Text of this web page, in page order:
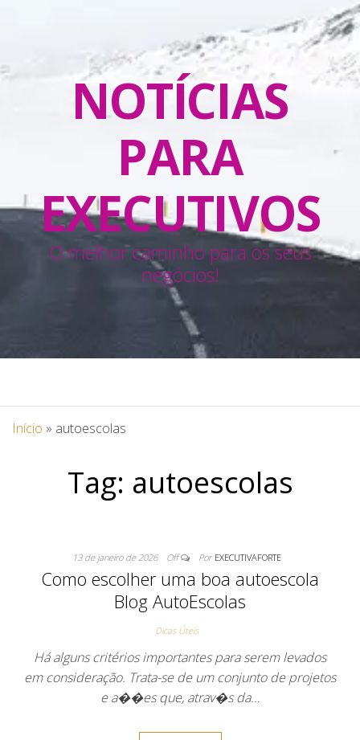
NOTÍCIAS
PARA
EXECUTIVOS
O melhor caminho para os seus
negócios!
Início » autoescolas
Tag: autoescolas
13 de janeiro de 2026 Off Por EXECUTIVAFORTE
Como escolher uma boa autoescola
Blog AutoEscolas
Dicas Úteis
Há alguns critérios importantes para serem levados
em consideração. Trata-se de um conjunto de projetos
e a��es que, atrav�s da…